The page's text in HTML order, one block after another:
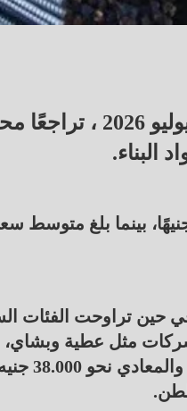
شهدت أسعار الحديد في مصر،
البناء.
سعر طن حديد عز نحو 40.171 جنيهًا بتراجع بلغ
إلى نحو 42.000 جنيه للطن، في حين
بينما سجلت